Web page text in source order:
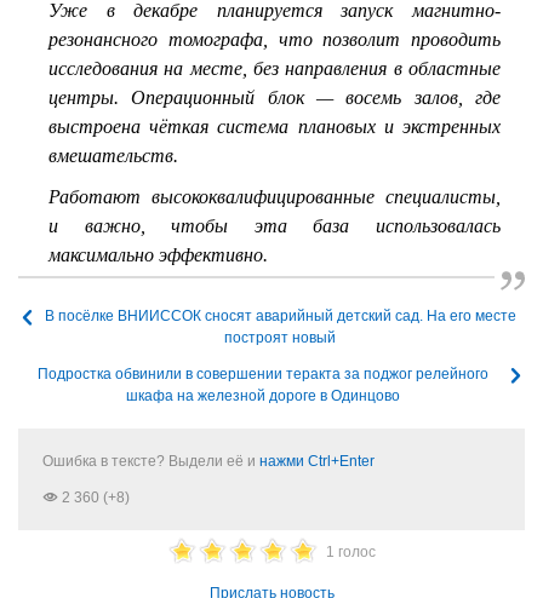
Уже в декабре планируется запуск магнитно-
резонансного томографа, что позволит проводить
исследования на месте, без направления в областные
центры. Операционный блок — восемь залов, где
выстроена чёткая система плановых и экстренных
вмешательств.
Работают высококвалифицированные специалисты,
и важно, чтобы эта база использовалась
максимально эффективно.
В посёлке ВНИИССОК сносят аварийный детский сад. На его месте
построят новый
Подростка обвинили в совершении теракта за поджог релейного
шкафа на железной дороге в Одинцово
Ошибка в тексте? Выдели её и нажми Ctrl+Enter
2 360 (+8)
1 голос
Прислать новость